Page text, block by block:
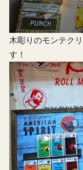
木彫りのモンテク
す！